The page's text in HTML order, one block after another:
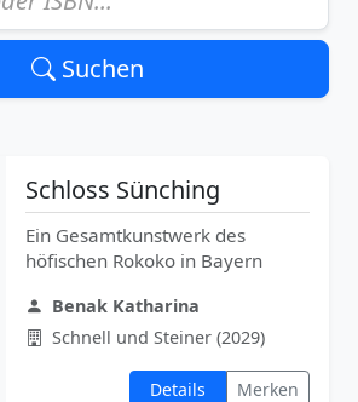
Suchen
Schloss Sünching
Ein Gesamtkunstwerk des
höfischen Rokoko in Bayern
Benak Katharina
Schnell und Steiner (2029)
Details Merken